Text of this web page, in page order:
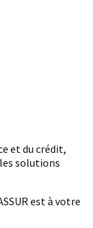
et du crédit,
solutions
est à votre